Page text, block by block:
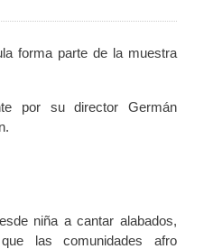
forma parte de la muestra
por su director Germán
niña a cantar alabados,
las comunidades afro